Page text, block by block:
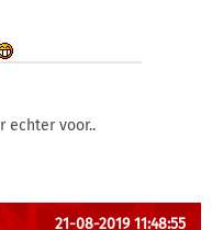
echter voor..
21-08-2019 11:48:55